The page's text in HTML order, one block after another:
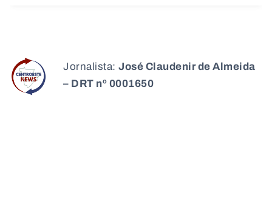
Jornalista: José Claudenir de Almeida
– DRT nº 0001650